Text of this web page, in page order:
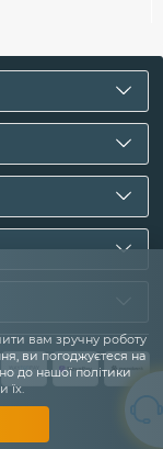
вам зручну роботу
ви погоджуєтеся на
до нашої політики
їх.